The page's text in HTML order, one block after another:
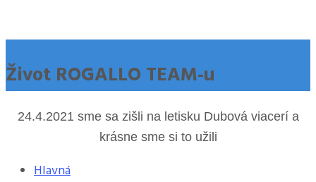
Život ROGALLO TEAM-u
24.4.2021 sme sa zišli na letisku Dubová viacerí a
krásne sme si to užili
Hlavná